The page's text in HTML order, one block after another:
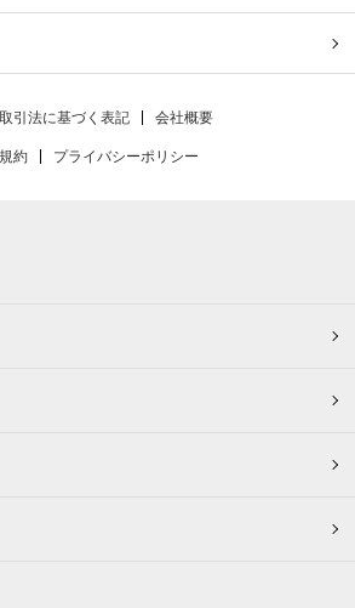
引法に基づく表記 会社概要
約 プライバシーポリシー